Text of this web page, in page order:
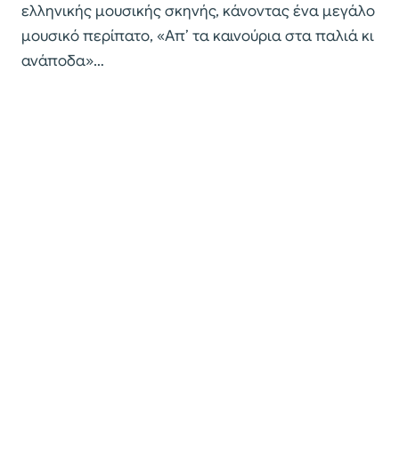
ελληνικής μουσικής σκηνής, κάνοντας ένα μεγάλο
μουσικό περίπατο, «Απ’ τα καινούρια στα παλιά κι
ανάποδα»…